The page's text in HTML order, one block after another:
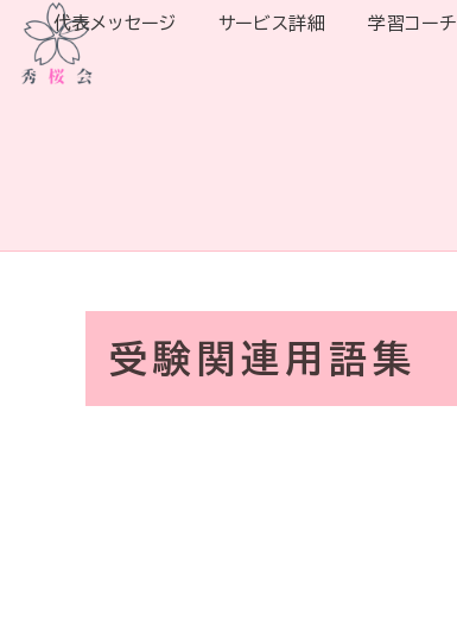
代表メッセージ サービス詳細 学習コーチ
受験関連用語集